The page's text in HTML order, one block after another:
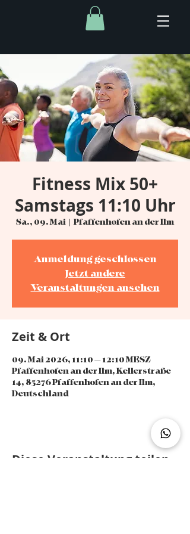
Fitness Mix 50+
Samstags 11:10 Uhr
Sa., 09. Mai
  |
Pfaffenhofen an der Ilm
Anmeldung geschlossen
Jetzt andere
Veranstaltungen ansehen
Zeit & Ort
09. Mai 2026, 11:10 – 12:10 MESZ
Pfaffenhofen an der Ilm, Kellerstraße
14, 85276 Pfaffenhofen an der Ilm,
Deutschland
Diese Veranstaltung teilen